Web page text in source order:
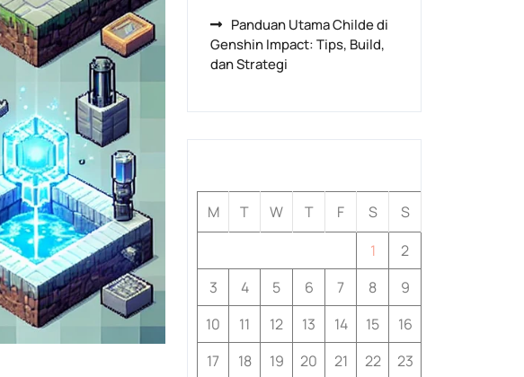
Panduan Utama Childe di
Genshin Impact: Tips, Build,
dan Strategi
M
T W T F S
S
1
2
3
4 5 6 7 8
9
10
11 12 13 14 15
16
17
18 19 20 21 22
23